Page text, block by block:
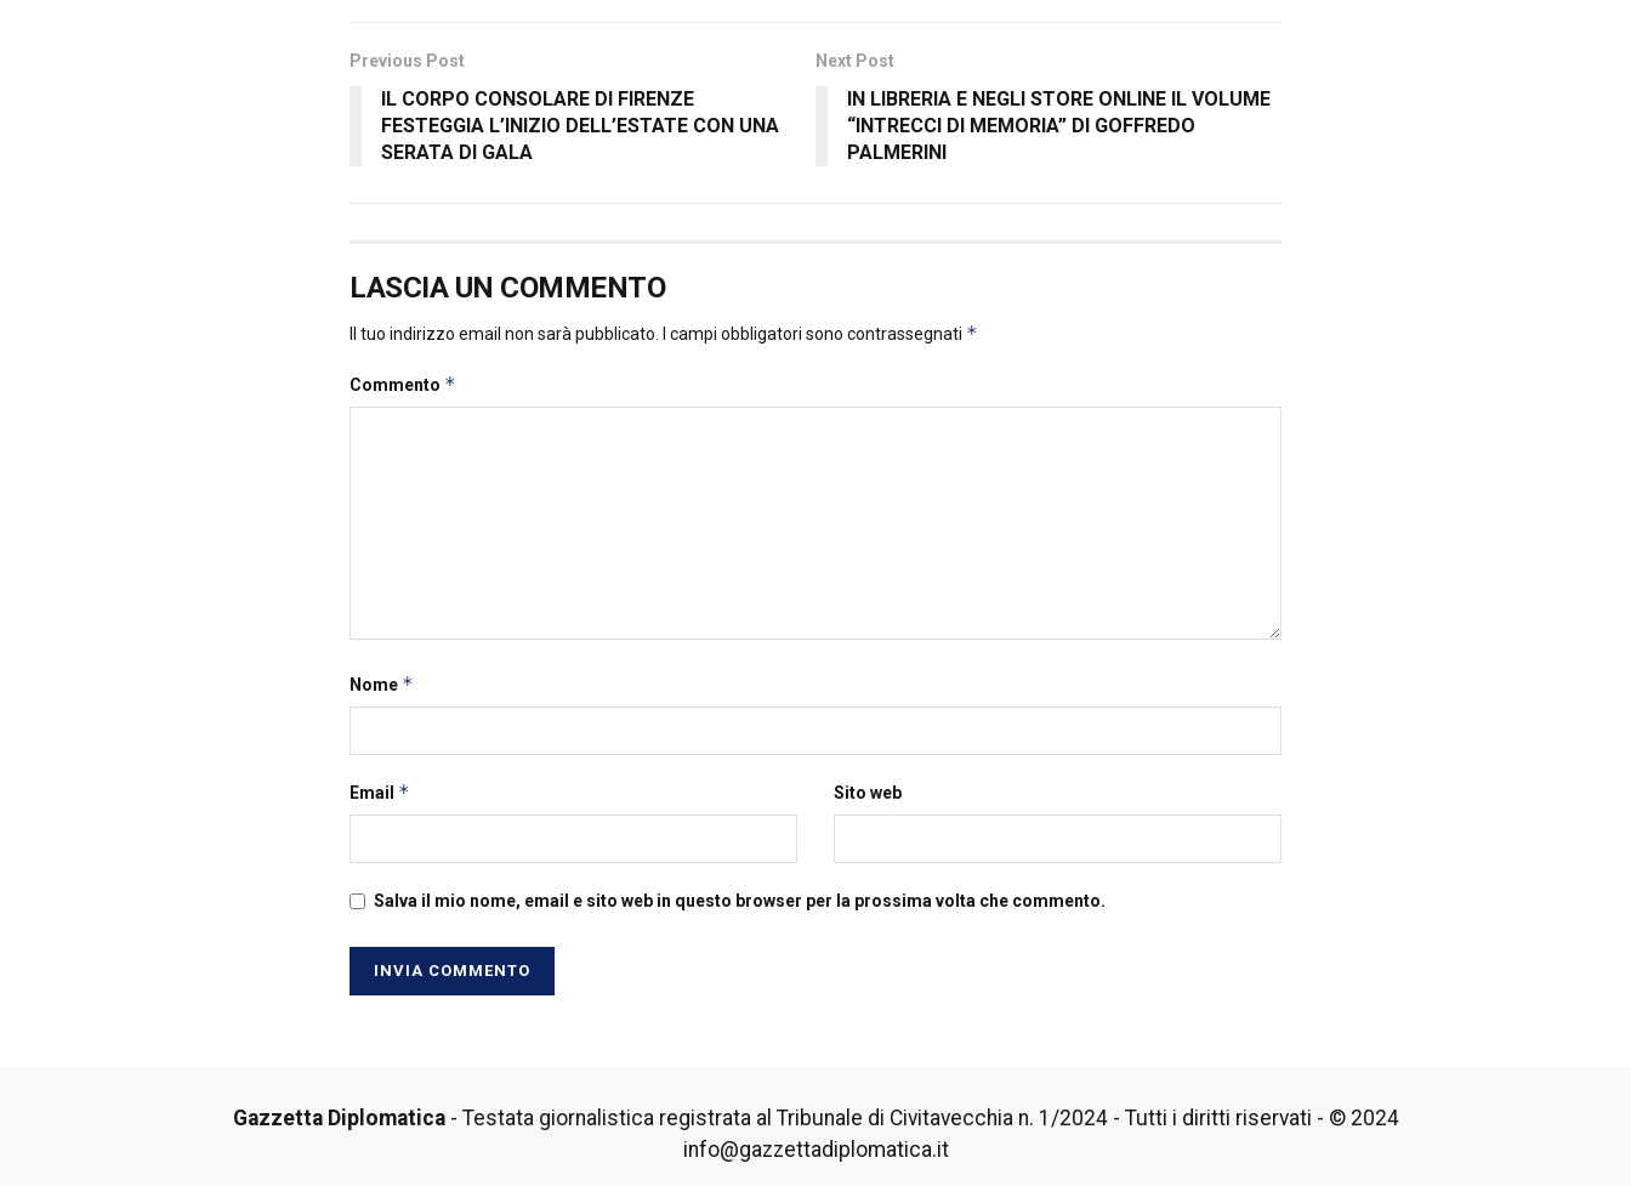
Previous Post
IL CORPO CONSOLARE DI FIRENZE
FESTEGGIA L’INIZIO DELL’ESTATE CON UNA
SERATA DI GALA
Next Post
IN LIBRERIA E NEGLI STORE ONLINE IL VOLUME
“INTRECCI DI MEMORIA” DI GOFFREDO
PALMERINI
LASCIA UN COMMENTO
Il tuo indirizzo email non sarà pubblicato. I campi obbligatori sono contrassegnati *
Commento *
Nome *
Email * Sito web
Salva il mio nome, email e sito web in questo browser per la prossima volta che commento.
Gazzetta Diplomatica- Testata giornalistica registrata al Tribunale di Civitavecchia n. 1/2024 - Tutti i diritti riservati - © 2024
info@gazzettadiplomatica.it